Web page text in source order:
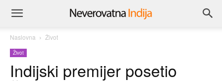
Naslovna Život
Život
Indijski premijer posetio